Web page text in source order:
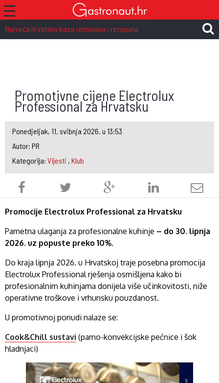
☰
Najveća hrvatska baza restorana i recepata
Promotivne cijene Electrolux
Professional za Hrvatsku
Ponedjeljak, 11. svibnja 2026. u 13:53
Autor: PR
Kategorija: Vijesti , Klub
Promocije Electrolux Professional za Hrvatsku
Pametna ulaganja za profesionalne kuhinje – do 30. lipnja
2026. uz popuste preko 10%.
Do kraja lipnja 2026. u Hrvatskoj traje posebna promocija
Electrolux Professional rješenja osmišljena kako bi
profesionalnim kuhinjama donijela više učinkovitosti, niže
operativne troškove i vrhunsku pouzdanost.
U promotivnoj ponudi nalaze se:
Cook&Chill sustavi (parno-konvekcijske pećnice i šok
hladnjaci)